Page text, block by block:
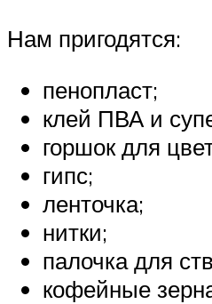
Нам пригодятся:
пенопласт;
клей ПВА и
горшок для
гипс;
ленточка;
нитки;
палочка для
кофейные